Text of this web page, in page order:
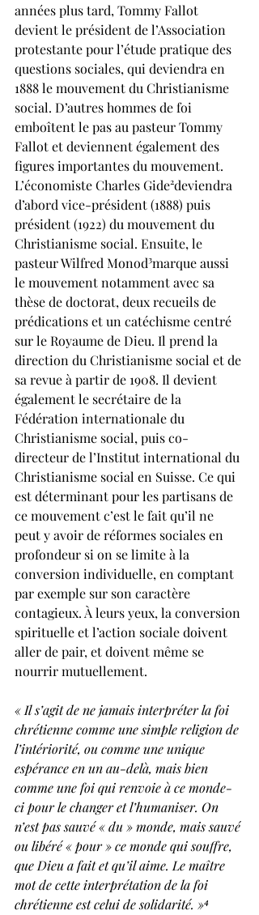
années plus tard, Tommy Fallot
devient le président de l’Association
protestante pour l’étude pratique des
questions sociales, qui deviendra en
1888 le mouvement du Christianisme
social. D’autres hommes de foi
emboîtent le pas au pasteur Tommy
Fallot et deviennent également des
figures importantes du mouvement.
L’économiste Charles Gide²deviendra
d’abord vice-président (1888) puis
président (1922) du mouvement du
Christianisme social. Ensuite, le
pasteur Wilfred Monod³marque aussi
le mouvement notamment avec sa
thèse de doctorat, deux recueils de
prédications et un catéchisme centré
sur le Royaume de Dieu. Il prend la
direction du Christianisme social et de
sa revue à partir de 1908. Il devient
également le secrétaire de la
Fédération internationale du
Christianisme social, puis co-
directeur de l’Institut international du
Christianisme social en Suisse. Ce qui
est déterminant pour les partisans de
ce mouvement c’est le fait qu’il ne
peut y avoir de réformes sociales en
profondeur si on se limite à la
conversion individuelle, en comptant
par exemple sur son caractère
contagieux. À leurs yeux, la conversion
spirituelle et l’action sociale doivent
aller de pair, et doivent même se
nourrir mutuellement.
« Il s’agit de ne jamais interpréter la foi
chrétienne comme une simple religion de
l’intériorité, ou comme une unique
espérance en un au-delà, mais bien
comme une foi qui renvoie à ce monde-
ci pour le changer et l’humaniser. On
n’est pas sauvé « du » monde, mais sauvé
ou libéré « pour » ce monde qui souffre,
que Dieu a fait et qu’il aime. Le maître
mot de cette interprétation de la foi
chrétienne est celui de solidarité. »⁴